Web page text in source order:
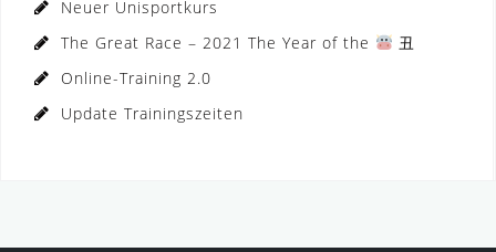
Neuer Unisportkurs
The Great Race – 2021 The Year of the
丑
Online-Training 2.0
Update Trainingszeiten